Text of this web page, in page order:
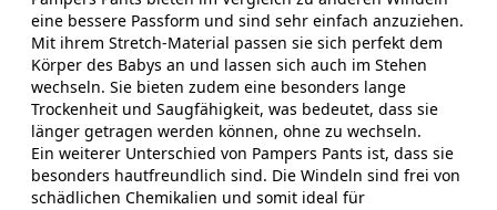
eine bessere Passform und sind sehr einfach anzuziehen.
Mit ihrem Stretch-Material passen sie sich perfekt dem
Körper des Babys an und lassen sich auch im Stehen
wechseln. Sie bieten zudem eine besonders lange
Trockenheit und Saugfähigkeit, was bedeutet, dass sie
länger getragen werden können, ohne zu wechseln.
Ein weiterer Unterschied von Pampers Pants ist, dass sie
besonders hautfreundlich sind. Die Windeln sind frei von
schädlichen Chemikalien und somit ideal für